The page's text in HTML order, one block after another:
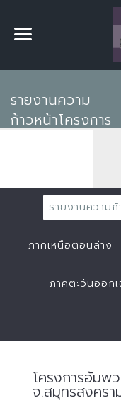
รายงานความ
ก้าวหน้าโครงการ
รายงานความก้
ภาคเหนือตอนล่าง
ภาคตะวันออก
โครงการอัม
จ.สมุทรสงคร